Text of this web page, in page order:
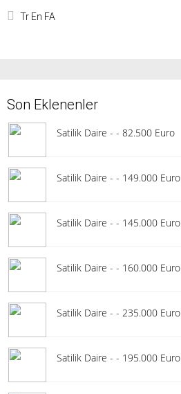
Tr En FA
Son Eklenenler
Satilik Daire - - 82.500 Euro
Satilik Daire - - 149.000 Euro
Satilik Daire - - 145.000 Euro
Satilik Daire - - 160.000 Euro
Satilik Daire - - 235.000 Euro
Satilik Daire - - 195.000 Euro